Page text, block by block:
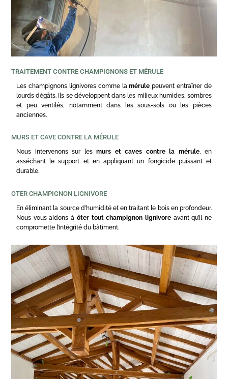
TRAITEMENT CONTRE CHAMPIGNONS ET MÉRULE
Les champignons lignivores comme lamérule peuvent entraîner de
lourds dégâts. Ils se développent dans les milieux humides, sombres
et peu ventilés, notamment dans les sous-sols ou les pièces
anciennes.
MURS ET CAVE CONTRE LA MÉRULE
Nous intervenons sur les murs et caves contre la mérule, en
asséchant le support et en appliquant un fongicide puissant et
durable.
OTER CHAMPIGNON LIGNIVORE
En éliminant la source d’humidité et en traitant le bois en profondeur.
Nous vous aidons à ôter tout champignon lignivoreavant qu’il ne
compromette l’intégrité du bâtiment.